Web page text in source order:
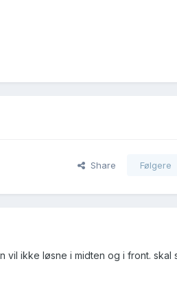
Share Følgere
vil ikke løsne i midten og i front. skal